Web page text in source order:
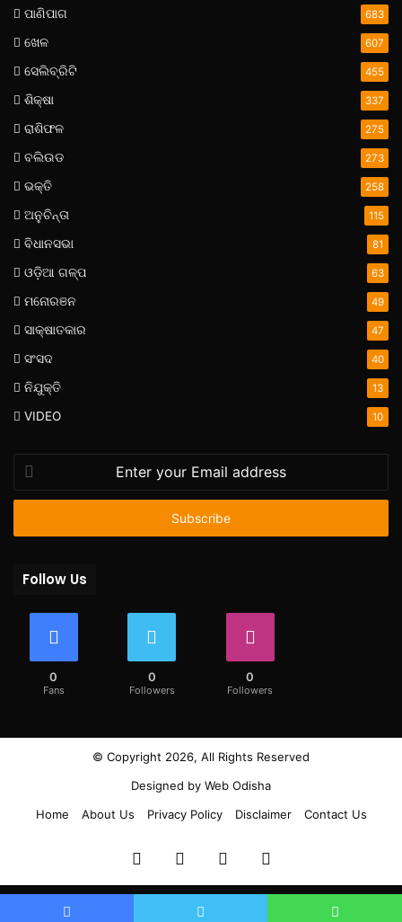
ପାଣିପାଗ 683
ଖେଳ 607
ସେଲିବ୍ରିଟି 455
ଶିକ୍ଷା 337
ରାଶିଫଳ 275
ବଲିଉଡ 273
ଭକ୍ତି 258
ଅନୁଚିନ୍ତା 115
ବିଧାନସଭା 81
ଓଡ଼ିଆ ଗଳ୍ପ 63
ମନୋରଞନ 49
ସାକ୍ଷାତକାର 47
ସଂସଦ 40
ନିଯୁକ୍ତି 13
VIDEO 10
your
Email
Follow Us
0
Fans
0
Followers
0
Followers
© Copyright 2026, All Rights Reserved
Designed by Web Odisha
Home
About Us Privacy Policy Disclaimer Contact Us
FacebookTwitterYouTubeInstagram